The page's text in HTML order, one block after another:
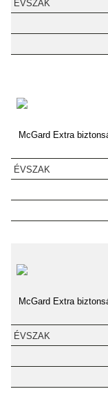
McGard Extra
McGard Extra